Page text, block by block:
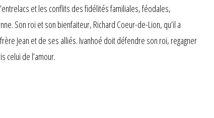
et les conflits des fidélités familiales, féodales,
Son roi et son bienfaiteur, Richard Coeur-de-Lion, qu’il a
Jean et de ses alliés. Ivanhoé doit défendre son roi, regagner
celui de l’amour.